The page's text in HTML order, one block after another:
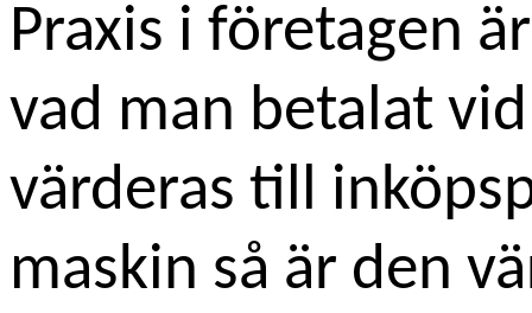
Praxis i företagen
vad man betalat
värderas till
maskin så är den